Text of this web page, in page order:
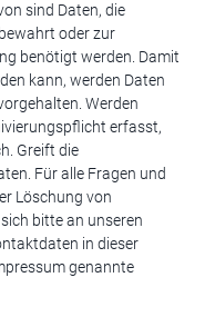
sind Daten, die
oder zur
benötigt werden. Damit
kann, werden Daten
Werden
erfasst,
Greift die
Für alle Fragen und
Löschung von
bitte an unseren
in dieser
genannte